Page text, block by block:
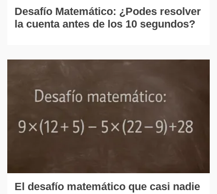
Desafío Matemático: ¿Podes resolver
la cuenta antes de los 10 segundos?
El desafío matemático que casi nadie